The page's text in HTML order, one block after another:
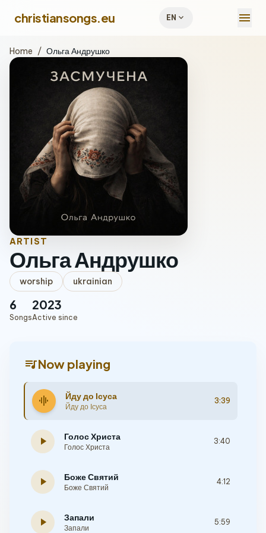
christiansongs.eu EN expand_more menu
Home / Ольга Андрушко
ARTIST
Ольга Андрушко
worship ukrainian
6
Songs
2023
Active since
queue_musicNow playing
graphic_eq Йду до Ісуса
Йду до Ісуса
3:39
play_arrow Голос Христа
Голос Христа
3:40
play_arrow Боже Святий
Боже Святий
4:12
play_arrow Запали
Запали
5:59